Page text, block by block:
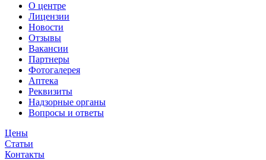
О центре
Лицензии
Новости
Отзывы
Вакансии
Партнеры
Фотогалерея
Аптека
Реквизиты
Надзорные органы
Вопросы и ответы
Цены
Статьи
Контакты